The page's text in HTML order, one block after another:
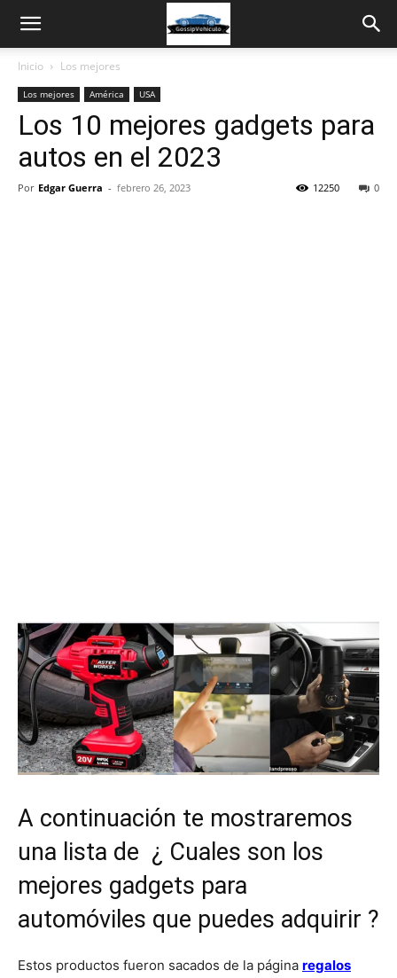
Inicio Los mejores
Los mejores América USA
Los 10 mejores gadgets para
autos en el 2023
Por Edgar Guerra - febrero 26, 2023 0
12250
A continuación te mostraremos
una lista de ¿ Cuales son los
mejores gadgets para
automóviles que puedes adquirir ?
Estos productos fueron sacados de la página regalos